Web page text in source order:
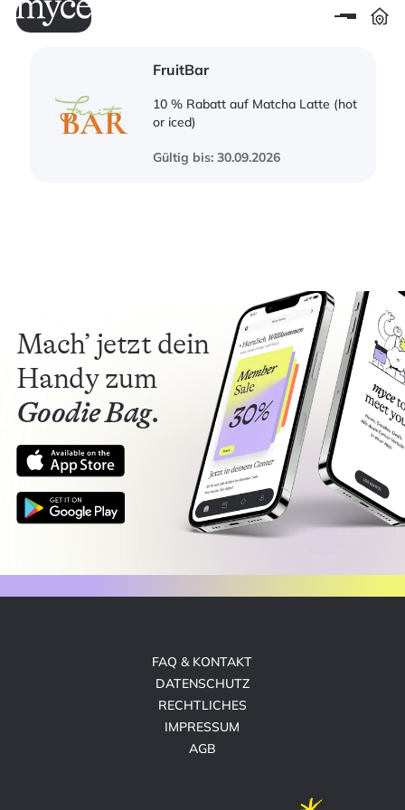
FruitBar
10 % Rabatt auf Matcha Latte (hot
or iced)
Gültig bis: 30.09.2026
Mach’ jetzt dein
Handy zum
Goodie Bag.
FAQ & KONTAKT
DATENSCHUTZ
RECHTLICHES
IMPRESSUM
AGB